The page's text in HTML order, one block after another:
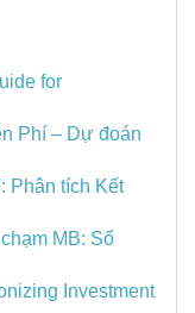
for
Phí – Dự đoán
Phân tích Kết
MB: Số
Investment